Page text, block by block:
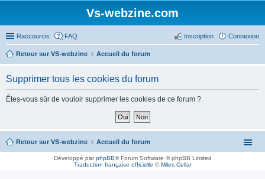
Vs-webzine.com
Raccourcis FAQ Connexion
Inscription
Retour sur VS-webzine Accueil du forum
Supprimer tous les cookies du forum
Êtes-vous sûr de vouloir supprimer les cookies de ce forum ?
Retour sur VS-webzine Accueil du forum
Développé parphpBB® Forum Software © phpBB Limited
Traduction française officielle ©Miles Cellar